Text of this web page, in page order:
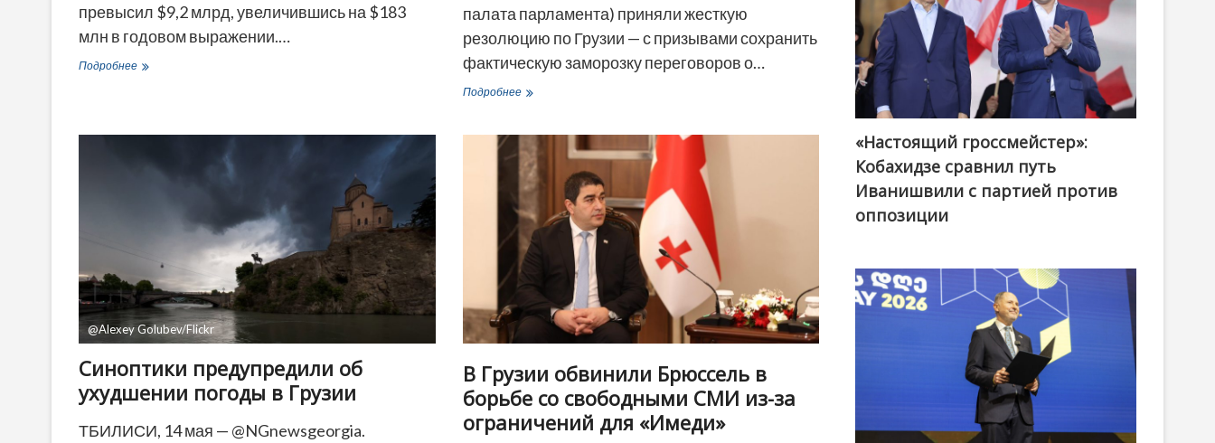
превысил $9,2 млрд, увеличившись на $183
млн в годовом выражении.…
ПодробнееВнешний
палата парламента) приняли жесткую
резолюцию по Грузии — с призывами сохранить
фактическую заморозку переговоров о…
ПодробнееВ
резолюцию
призывом
к
санкциям
против
Иванишвили
@Alexey Golubev/Flickr
Синоптики предупредили об
ухудшении погоды в Грузии
ТБИЛИСИ, 14 мая — @NGnewsgeorgia.
В Грузии обвинили Брюссель в
борьбе со свободными СМИ из-за
ограничений для «Имеди»
@ქართული ოცნება / Georgian Dream
«Настоящий гроссмейстер»:
Кобахидзе сравнил путь
Иванишвили с партией против
оппозиции